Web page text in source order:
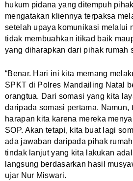
hukum pidana yang ditempuh
mengatakan kliennya terpaksa
setelah upaya komunikasi melalui
tidak membuahkan itikad baik
yang diharapkan dari pihak rumah
“Benar. Hari ini kita memang
SPKT di Polres Mandailing Natal
orangtua. Dari somasi yang kita
daripada somasi pertama. Namun,
harapan kita karena mereka
SOP. Akan tetapi, kita buat lagi
ada jawaban daripada pihak
tindak lanjut yang kita lakukan
langsung berdasarkan hasil
ujar Nur Miswari.